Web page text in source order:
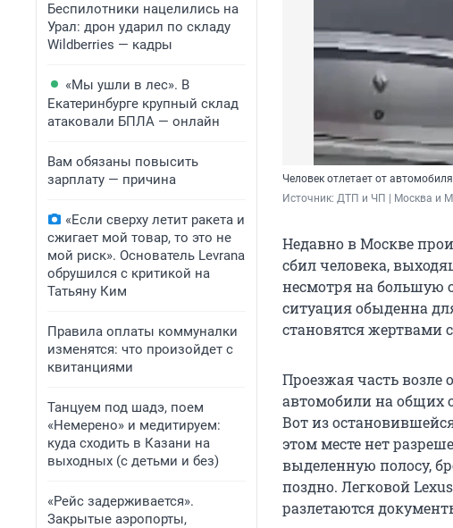
Беспилотники нацелились на
Урал: дрон ударил по складу
Wildberries — кадры
«Мы ушли в лес». В
Екатеринбурге крупный склад
атаковали БПЛА — онлайн
Вам обязаны повысить
зарплату — причина
«Если сверху летит ракета и
сжигает мой товар, то это не
мой риск». Основатель Levrana
обрушился с критикой на
Татьяну Ким
Правила оплаты коммуналки
изменятся: что произойдет с
квитанциями
Танцуем под шадэ, поем
«Немерено» и медитируем:
куда сходить в Казани на
выходных (с детьми и без)
«Рейс задерживается».
Закрытые аэропорты,
Человек отлетает от автомобиля
Источник: ДТП и ЧП | Москва и
Недавно в Москве
сбил человека,
несмотря на большую
ситуация обыденна
становятся жертвами
Проезжая часть возле
автомобили на общих
Вот из
этом месте нет
выделенную полосу,
поздно. Легковой
разлетаются